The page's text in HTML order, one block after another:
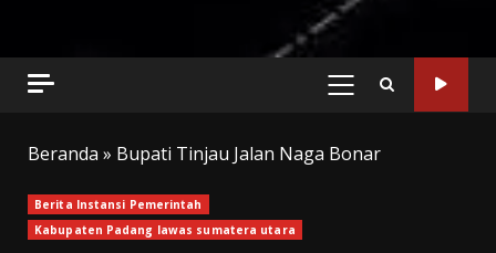
PRIMARY
Beranda » Bupati Tinjau Jalan Naga Bonar
Berita Instansi Pemerintah
Kabupaten Padang lawas sumatera utara